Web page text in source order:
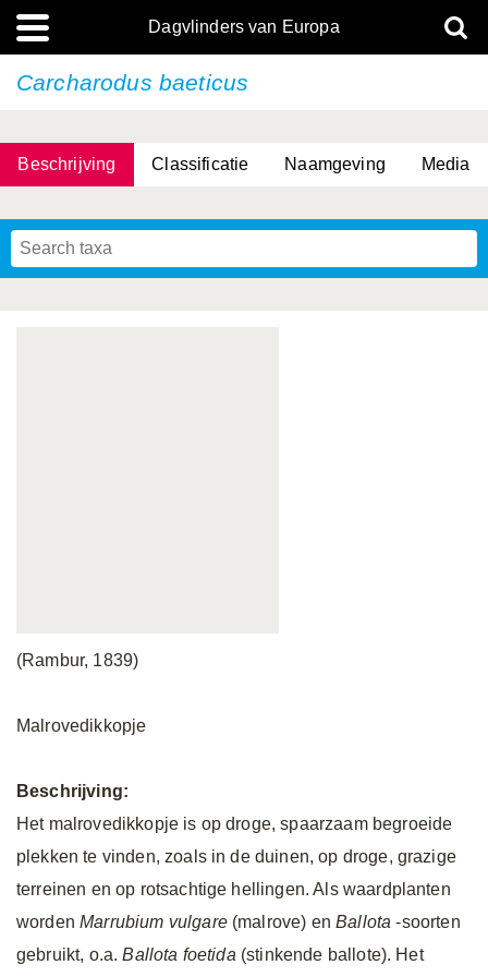
Dagvlinders van Europa
Carcharodus baeticus
Beschrijving Classificatie Naamgeving Media
(Rambur, 1839)
Malrovedikkopje
Beschrijving:
Het malrovedikkopje is op droge, spaarzaam begroeide
plekken te vinden, zoals in de duinen, op droge, grazige
terreinen en op rotsachtige hellingen. Als waardplanten
wordenMarrubium vulgare(malrove) enBallota -soorten
gebruikt, o.a.Ballota foetida (stinkende ballote). Het